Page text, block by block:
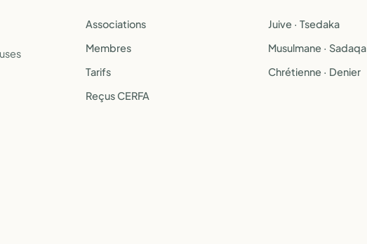
Associations
Membres
Tarifs
Reçus CERFA
Juive · Tsedaka
Musulmane · Sadaqa
Chrétienne · Denier